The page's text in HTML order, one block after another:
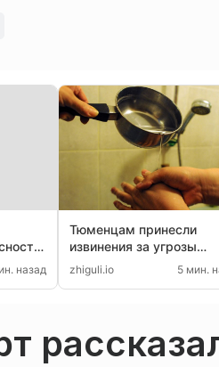
назад
Тюменцам принесли
извинения за угрозы
отключить воду в городе
zhiguli.io 5 мин.